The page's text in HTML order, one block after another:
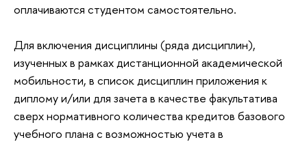
оплачиваются студентом самостоятельно.
Для включения дисциплины (ряда дисциплин),
изученных в рамках дистанционной академической
мобильности, в список дисциплин приложения к
диплому и/или для зачета в качестве факультатива
сверх нормативного количества кредитов базового
учебного плана с возможностью учета в